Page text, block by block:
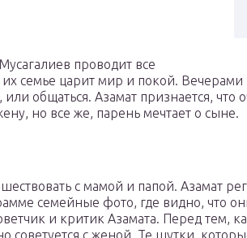
проводит все
семье царит мир и покой. Вечерами
общаться. Азамат признается, что
но все же, парень мечтает о сыне.
с мамой и папой. Азамат
семейные фото, где видно, что
и критик Азамата. Перед тем,
советуется с женой. Те шутки,